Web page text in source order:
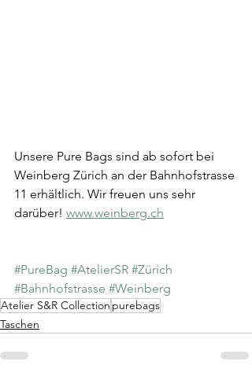
Unsere Pure Bags sind ab sofort bei
Weinberg Zürich an der Bahnhofstrasse
11 erhältlich. Wir freuen uns sehr
darüber! www.weinberg.ch
#PureBag #AtelierSR #Zürich
#Bahnhofstrasse #Weinberg
Atelier S&R Collection purebags
Taschen